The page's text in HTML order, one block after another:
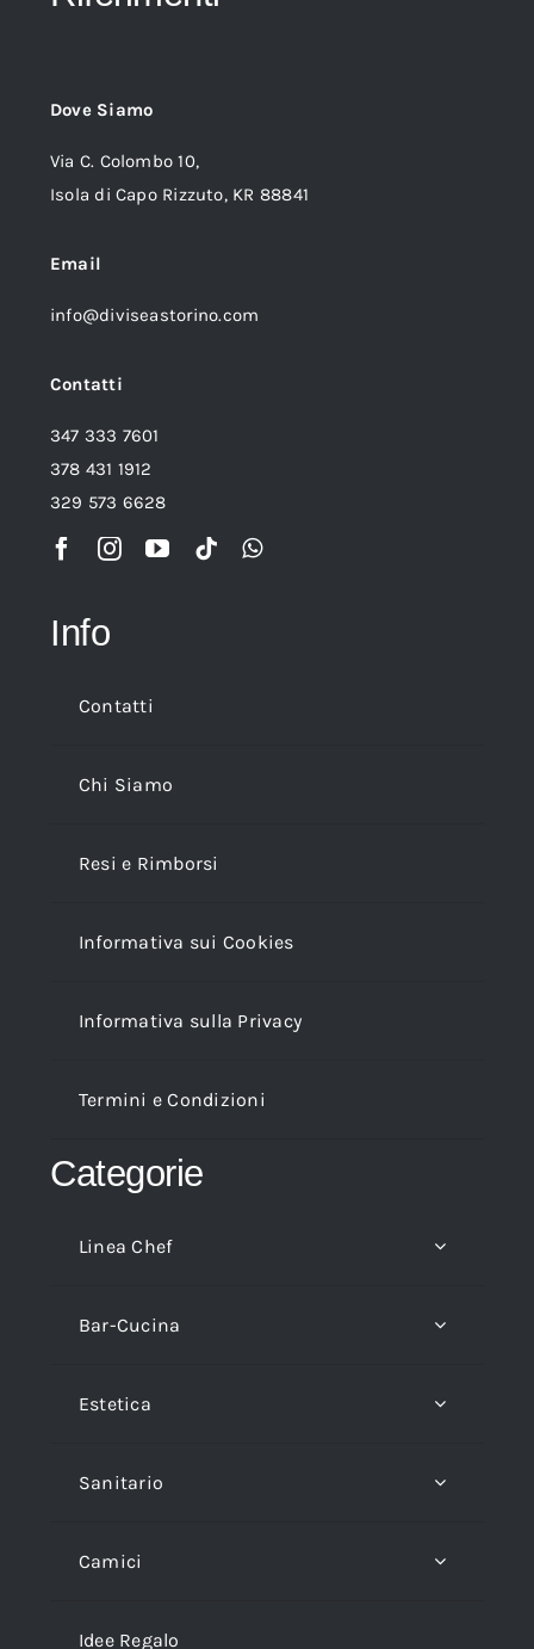
Dove Siamo
Via C. Colombo 10,
Isola di Capo Rizzuto, KR 88841
Email
info@diviseastorino.com
Contatti
347 333 7601
378 431 1912
329 573 6628
Info
Contatti
Chi Siamo
Resi e Rimborsi
Informativa sui Cookies
Informativa sulla Privacy
Termini e Condizioni
Categorie
Linea Chef
Bar-Cucina
Estetica
Sanitario
Camici
Idee Regalo